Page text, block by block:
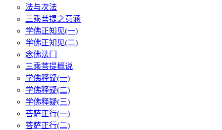
法与次法
三乘菩提之意涵
学佛正知见(一)
学佛正知见(二)
念佛法门
三乘菩提概说
学佛释疑(一)
学佛释疑(二)
学佛释疑(三)
菩萨正行(一)
菩萨正行(二)